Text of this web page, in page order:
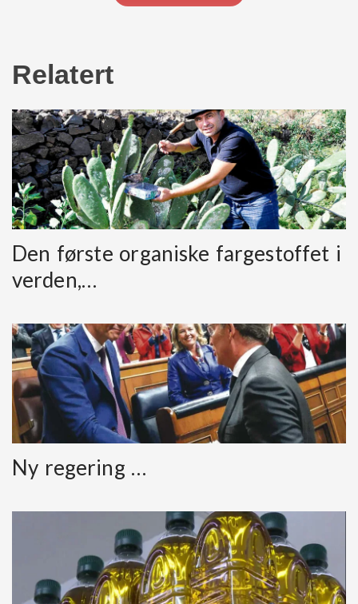
Relatert
Den første organiske fargestoffet i
verden,…
Ny regering …